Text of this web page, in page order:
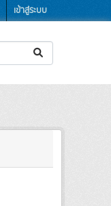
เข้าสู่ระบบ